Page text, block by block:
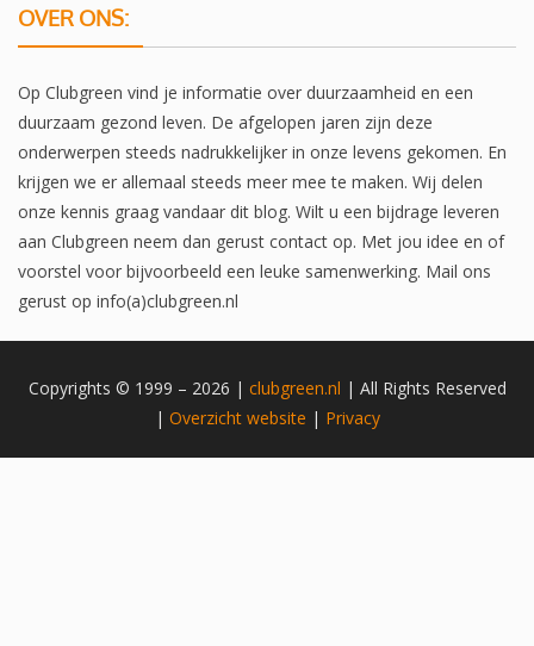
OVER ONS:
Op Clubgreen vind je informatie over duurzaamheid en een
duurzaam gezond leven. De afgelopen jaren zijn deze
onderwerpen steeds nadrukkelijker in onze levens gekomen. En
krijgen we er allemaal steeds meer mee te maken. Wij delen
onze kennis graag vandaar dit blog. Wilt u een bijdrage leveren
aan Clubgreen neem dan gerust contact op. Met jou idee en of
voorstel voor bijvoorbeeld een leuke samenwerking. Mail ons
gerust op info(a)clubgreen.nl
Copyrights © 1999 – 2026 | clubgreen.nl | All Rights Reserved
| Overzicht website | Privacy